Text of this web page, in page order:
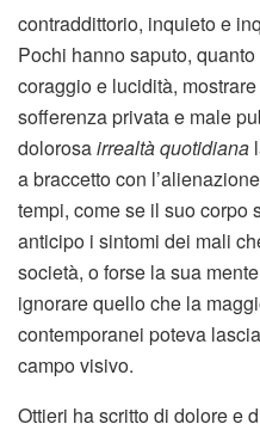
contraddittorio, inquieto e
Pochi hanno saputo,
coraggio e lucidità,
sofferenza privata e male
dolorosairrealtà quotidiana
a braccetto con
tempi, come se il suo corpo
anticipo i sintomi dei mali
società, o forse la sua
ignorare quello che la
contemporanei poteva
campo visivo.
Ottieri ha scritto di dolore e